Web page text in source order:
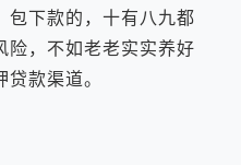
包下款的，十有八九都
险，不如老老实实养好
款渠道。